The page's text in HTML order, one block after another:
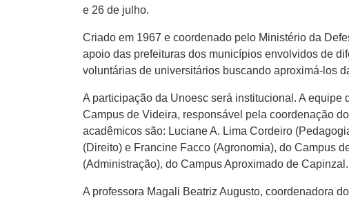
e 26 de julho.
Criado em 1967 e coordenado pelo Ministério da
apoio das prefeituras dos municípios envolvidos de
voluntárias de universitários buscando aproximá-los
A participação da Unoesc será institucional. A
Campus de Videira, responsável pela coordenação
acadêmicos são: Luciane A. Lima Cordeiro
(Direito) e Francine Facco (Agronomia), do Campus
(Administração), do Campus Aproximado de Capinzal.
A professora Magali Beatriz Augusto, coordenadora